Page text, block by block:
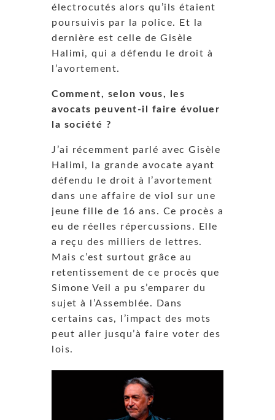
électrocutés alors qu’ils étaient
poursuivis par la police. Et la
dernière est celle de Gisèle
Halimi, qui a défendu le droit à
l’avortement.
Comment, selon vous, les
avocats peuvent-il faire évoluer
la société ?
J’ai récemment parlé avec Gisèle
Halimi, la grande avocate ayant
défendu le droit à l’avortement
dans une affaire de viol sur une
jeune fille de 16 ans. Ce procès a
eu de réelles répercussions. Elle
a reçu des milliers de lettres.
Mais c’est surtout grâce au
retentissement de ce procès que
Simone Veil a pu s’emparer du
sujet à l’Assemblée. Dans
certains cas, l’impact des mots
peut aller jusqu’à faire voter des
lois.